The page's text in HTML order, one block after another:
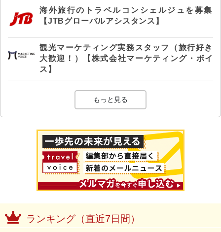
海外旅行のトラベルコンシェルジュを募集
【JTBグローバルアシスタンス】
観光マーケティング実務スタッフ（旅行好き
大歓迎！）【株式会社マーケティング・ボイ
ス】
もっと見る
ランキング（直近7日間）